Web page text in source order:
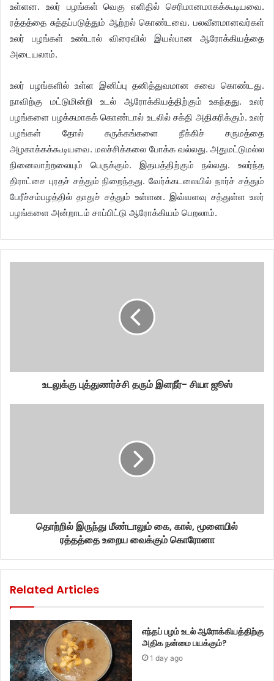
உள்ளன. உலர் பழங்கள் வெகு எளிதில் செரிமானமாகக்கூடியவை.
ரத்தத்தை சுத்தப்படுத்தும் ஆற்றல் கொண்டவை. பலவீனமானவர்கள்
உலர் பழங்கள் உண்டால் விரைவில் இயல்பான ஆரோக்கியத்தை
அடையலாம்.
உலர் பழங்களில் உள்ள இனிப்பு தனித்துவமான சுவை கொண்டது.
நாவிற்கு மட்டுமின்றி உடல் ஆரோக்கியத்திற்கும் உகந்தது. உலர்
பழங்களை பழக்கமாகக் கொண்டால் உடலில் சக்தி அதிகரிக்கும். உலர்
பழங்கள் தோல் சுருக்கங்களை நீக்கிச் சருமத்தை
அழகாக்கக்கூடியவை. மலச்சிக்கலை போக்க வல்லது. அதுமட்டுமல்ல
நினைவாற்றலையும் பெருக்கும். இதயத்திற்கும் நல்லது. உலர்ந்த
திராட்சை புரதச் சத்தும் நிறைந்தது. வேர்க்கடலையில் நார்ச் சத்தும்
பேரீச்சம்பழத்தில் தாதுச் சத்தும் உள்ளன. இவ்வளவு சத்துள்ள உலர்
பழங்களை அன்றாடம் சாப்பிட்டு ஆரோக்கியம் பெறலாம்.
உடலுக்கு புத்துணர்ச்சி தரும் இளநீர்- சியா ஜூஸ்
தொற்றில் இருந்து மீண்டாலும் கை, கால், மூளையில்
ரத்தத்தை உறைய வைக்கும் கொரோனா
Related Articles
எந்தப் பழம் உடல் ஆரோக்கியத்திற்கு
அதிக நன்மை பயக்கும்?
1 day ago